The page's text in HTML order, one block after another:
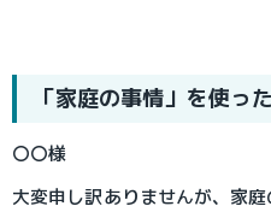
「家庭の事情」を使っ
〇〇様
大変申し訳ありませんが、家